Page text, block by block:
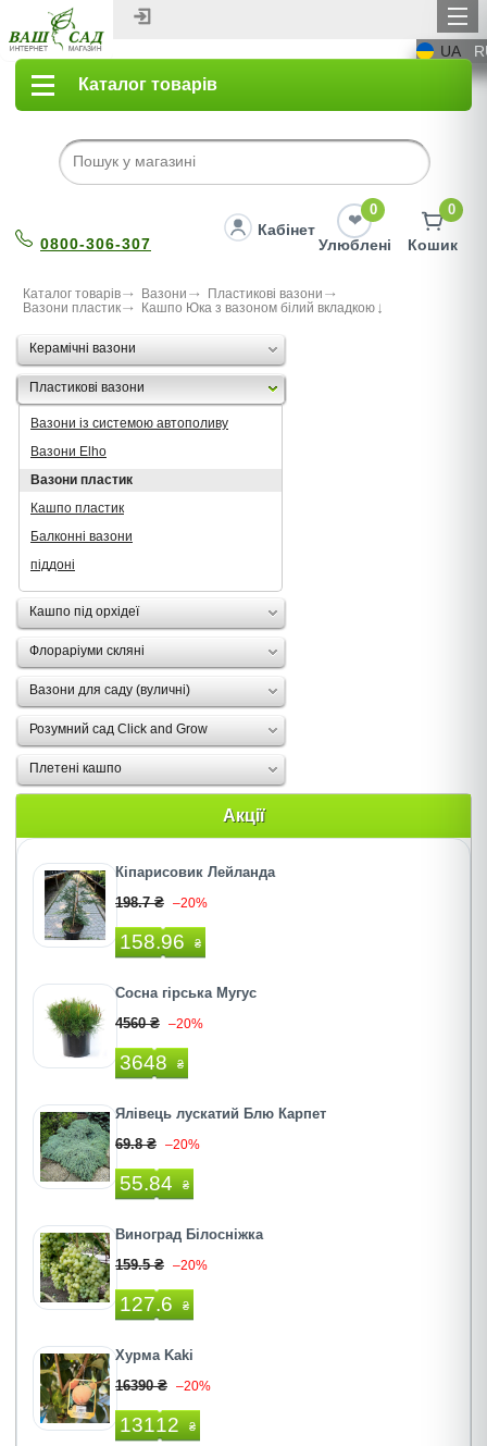
UA
Каталог товарів
0800-306-307
Кабінет
0
Улюблені
0
Кошик
Каталог товарів Вазони
Пластикові вазони
Вазони пластик
Кашпо Юка з вазоном білий вкладкою
Керамічні вазони
Пластикові вазони
Вазони із системою автополиву
Вазони Elho
Вазони пластик
Кашпо пластик
Балконні вазони
піддоні
Кашпо під орхідеї
Флораріуми скляні
Вазони для саду (вуличні)
Розумний сад Click and Grow
Плетені кашпо
Акції
Кіпарисовик Лейланда
198.7 ₴ –20%
158.96 ₴
Сосна гірська Мугус
4560 ₴ –20%
3648 ₴
Ялівець лускатий Блю Карпет
69.8 ₴ –20%
55.84 ₴
Виноград Білосніжка
159.5 ₴ –20%
127.6 ₴
Хурма Kaki
16390 ₴ –20%
13112 ₴